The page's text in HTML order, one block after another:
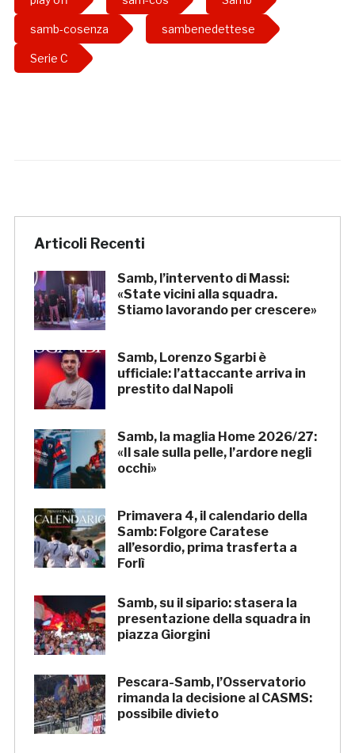
samb-cosenza sambenedettese
Serie C
Articoli Recenti
Samb, l’intervento di Massi:
«State vicini alla squadra.
Stiamo lavorando per crescere»
Samb, Lorenzo Sgarbi è
ufficiale: l’attaccante arriva in
prestito dal Napoli
Samb, la maglia Home 2026/27:
«Il sale sulla pelle, l’ardore negli
occhi»
Primavera 4, il calendario della
Samb: Folgore Caratese
all’esordio, prima trasferta a
Forlì
Samb, su il sipario: stasera la
presentazione della squadra in
piazza Giorgini
Pescara-Samb, l’Osservatorio
rimanda la decisione al CASMS:
possibile divieto